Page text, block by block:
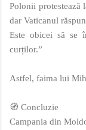
Polonii
dar Vaticanul
Este obicei să se
curților.”
Astfel, faima lui
🧭 Concluzie
Campania din